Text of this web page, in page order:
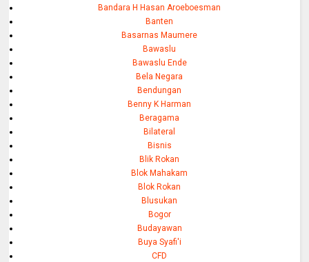
Bandara H Hasan Aroeboesman
Banten
Basarnas Maumere
Bawaslu
Bawaslu Ende
Bela Negara
Bendungan
Benny K Harman
Beragama
Bilateral
Bisnis
Blik Rokan
Blok Mahakam
Blok Rokan
Blusukan
Bogor
Budayawan
Buya Syafi'i
CFD